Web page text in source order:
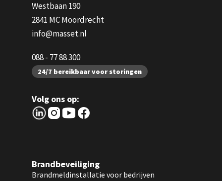
Westbaan 190
2841 MC Moordrecht
info@masset.nl
088 - 77 88 300
24/7 bereikbaar voor storingen
Volg ons op:
Brandbeveiliging
Brandmeldinstallatie voor bedrijven